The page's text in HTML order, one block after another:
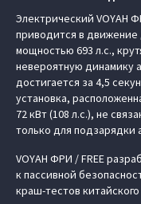
Электрический VOYAH
приводится в движение
мощностью 693 л.с.,
невероятную динамику
достигается за 4,5
установка,
72 кВт (108 л.с.), не
только для подзарядки
VOYAH ФРИ / FREE
к пассивной
краш-тестов